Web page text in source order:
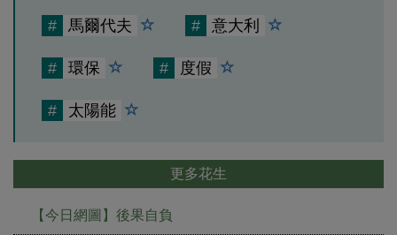
# 馬爾代夫 # 意大利
# 環保 # 度假
# 太陽能
更多花生
【今日網圖】後果自負